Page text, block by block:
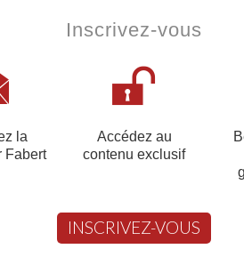
16 rue Eugène Termeau
02 43 46 61 40
Académie de Nantes
Inscrivez-vous
la
Fabert
Accédez au
contenu exclusif
INSCRIVEZ-VOUS